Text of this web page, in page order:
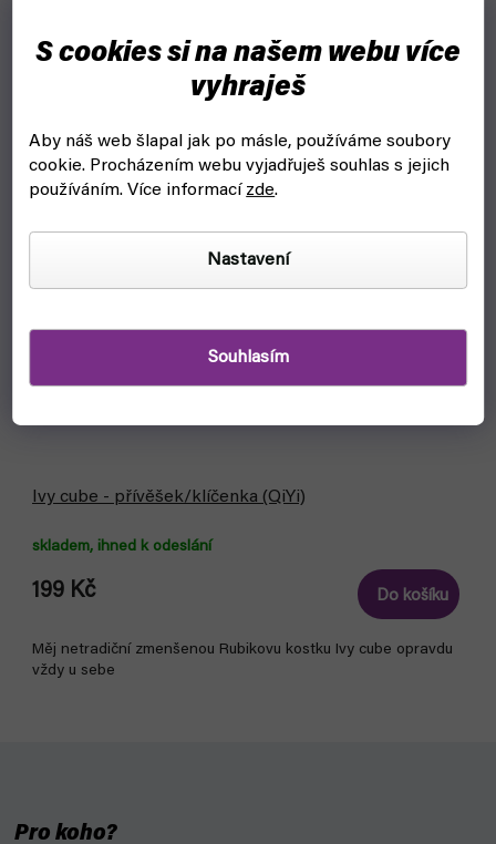
S cookies si na našem webu více
vyhraješ
Aby náš web šlapal jak po másle, používáme soubory
cookie. Procházením webu vyjadřuješ souhlas s jejich
používáním. Více informací zde.
Nastavení
Souhlasím
Ivy cube - přívěšek/klíčenka (QiYi)
skladem, ihned k odeslání
199 Kč Do košíku
Měj netradiční zmenšenou Rubikovu kostku Ivy cube opravdu
vždy u sebe
Pro koho?